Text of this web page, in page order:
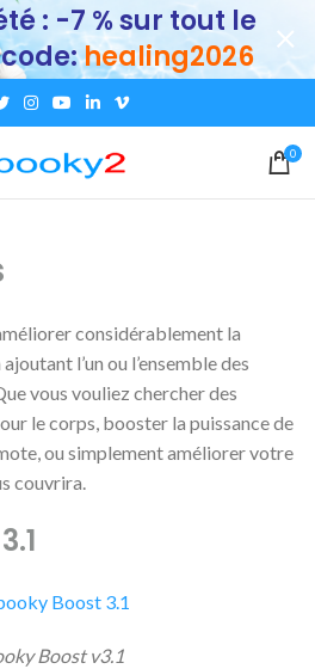
0
considérablement la
ajoutant l’un ou l’ensemble des
vous vouliez chercher des
le corps, booster la puissance de
ou simplement améliorer votre
couvrira.
Boost v3.1
: -7 % sur tout le
healing2026